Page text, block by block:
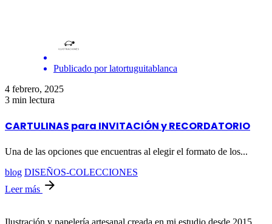
Publicado por latortuguitablanca
4 febrero, 2025
3 min lectura
CARTULINAS para INVITACIÓN y RECORDATORIO
Una de las opciones que encuentras al elegir el formato de los...
blog DISEÑOS-COLECCIONES
Leer más